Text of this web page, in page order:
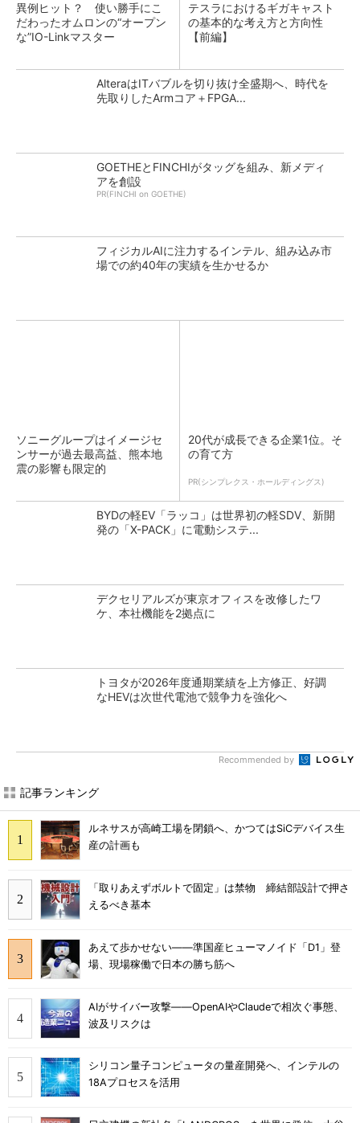
異例ヒット？ 使い勝手にこ
だわったオムロンの“オープン
な”IO-Linkマスター
テスラにおけるギガキャスト
の基本的な考え方と方向性
【前編】
AlteraはITバブルを切り抜け全盛期へ、時代を
先取りしたArmコア＋FPGA...
GOETHEとFINCHIがタッグを組み、新メディ
アを創設
PR(FINCHI on GOETHE)
フィジカルAIに注力するインテル、組み込み市
場での約40年の実績を生かせるか
ソニーグループはイメージセ
ンサーが過去最高益、熊本地
震の影響も限定的
20代が成長できる企業1位。そ
の育て方
PR(シンプレクス・ホールディングス)
BYDの軽EV「ラッコ」は世界初の軽SDV、新開
発の「X-PACK」に電動システ...
デクセリアルズが東京オフィスを改修したワ
ケ、本社機能を2拠点に
トヨタが2026年度通期業績を上方修正、好調
なHEVは次世代電池で競争力を強化へ
Recommended by
記事ランキング
ルネサスが高崎工場を閉鎖へ、かつてはSiCデバイス生
産の計画も
「取りあえずボルトで固定」は禁物 締結部設計で押さ
えるべき基本
あえて歩かせない――準国産ヒューマノイド「D1」登
場、現場稼働で日本の勝ち筋へ
AIがサイバー攻撃――OpenAIやClaudeで相次ぐ事態、
波及リスクは
シリコン量子コンピュータの量産開発へ、インテルの
18Aプロセスを活用